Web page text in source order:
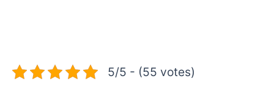
5/5 - (55 votes)